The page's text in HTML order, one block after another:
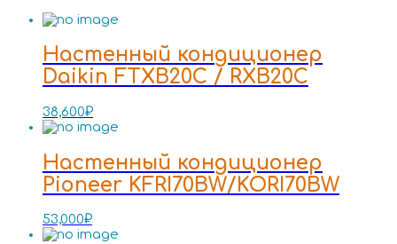
Настенный кондиционер
Daikin FTXB20C / RXB20C
38,600₽
Настенный кондиционер
Pioneer KFRI70BW/KORI70BW
53,000₽